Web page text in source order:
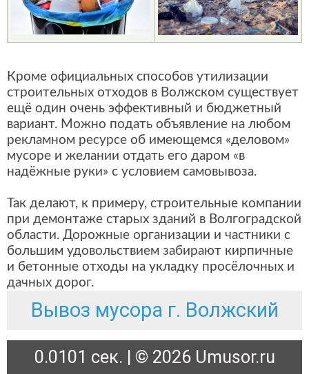
Кроме официальных способов утилизации
строительных отходов в Волжском существует
ещё один очень эффективный и бюджетный
вариант. Можно подать объявление на любом
рекламном ресурсе об имеющемся «деловом»
мусоре и желании отдать его даром «в
надёжные руки» с условием самовывоза.
Так делают, к примеру, строительные компании
при демонтаже старых зданий в Волгоградской
области. Дорожные организации и частники с
большим удовольствием забирают кирпичные
и бетонные отходы на укладку просёлочных и
дачных дорог.
Вывоз мусора г. Волжский
0.0101 сек. | © 2026 Umusor.ru